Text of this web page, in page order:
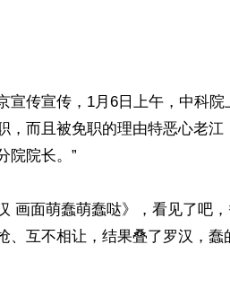
宣传宣传，1月6日上午，中科院
而且被免职的理由特恶心老江
院院长。”
画面萌蠢萌蠢哒》，看见了吧
、互不相让，结果叠了罗汉，蠢